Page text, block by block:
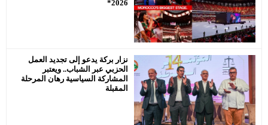
2026*
نزار بركة يدعو إلى تجديد العمل
الحزبي عبر الشباب.. ويعتبر
المشاركة السياسية رهان المرحلة
المقبلة